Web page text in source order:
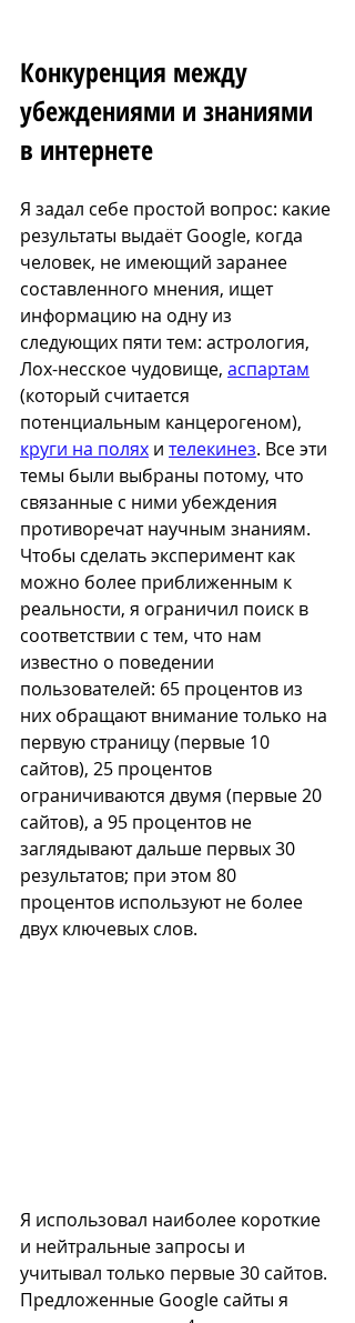
Конкуренция между
убеждениями и знаниями
в интернете
Я задал себе простой вопрос: какие
результаты выдаёт Google, когда
человек, не имеющий заранее
составленного мнения, ищет
информацию на одну из
следующих пяти тем: астрология,
Лох-несское чудовище, аспартам
(который считается
потенциальным канцерогеном),
круги на полях и телекинез. Все эти
темы были выбраны потому, что
связанные с ними убеждения
противоречат научным знаниям.
Чтобы сделать эксперимент как
можно более приближенным к
реальности, я ограничил поиск в
соответствии с тем, что нам
известно о поведении
пользователей: 65 процентов из
них обращают внимание только на
первую страницу (первые 10
сайтов), 25 процентов
ограничиваются двумя (первые 20
сайтов), а 95 процентов не
заглядывают дальше первых 30
результатов; при этом 80
процентов используют не более
двух ключевых слов.
Я использовал наиболее короткие
и нейтральные запросы и
учитывал только первые 30 сайтов.
Предложенные Google сайты я